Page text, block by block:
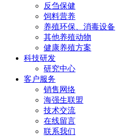
反刍保健
饲料营养
养殖环保、消毒设备
其他养殖动物
健康养殖方案
科技研发
研究中心
客户服务
销售网络
海强生联盟
技术交流
在线留言
联系我们